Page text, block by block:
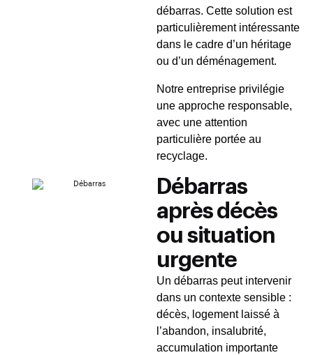
débarras. Cette solution est
particulièrement intéressante
dans le cadre d’un héritage
ou d’un déménagement.
Notre entreprise privilégie
une approche responsable,
avec une attention
particulière portée au
recyclage.
Débarras
après décès
ou situation
urgente
Un débarras peut intervenir
dans un contexte sensible :
décès, logement laissé à
l’abandon, insalubrité,
accumulation importante